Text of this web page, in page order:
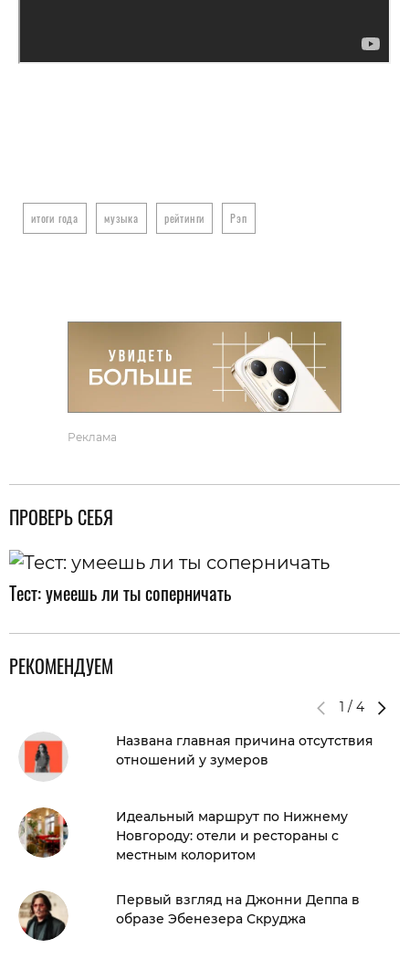
итоги года музыка рейтинги Рэп
Реклама
ПРОВЕРЬ СЕБЯ
Тест: умеешь ли ты соперничать
РЕКОМЕНДУЕМ
1 / 4
Названа главная причина отсутствия
отношений у зумеров
Идеальный маршрут по Нижнему
Новгороду: отели и рестораны с
местным колоритом
Первый взгляд на Джонни Деппа в
образе Эбенезера Скруджа